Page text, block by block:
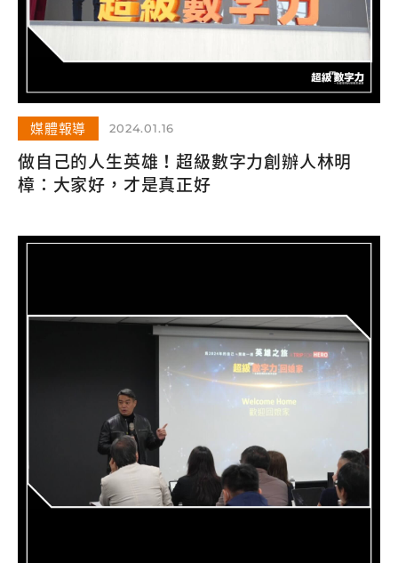
媒體報導 2024.01.16
做自己的人生英雄！超級數字力創辦人林明
樟：大家好，才是真正好